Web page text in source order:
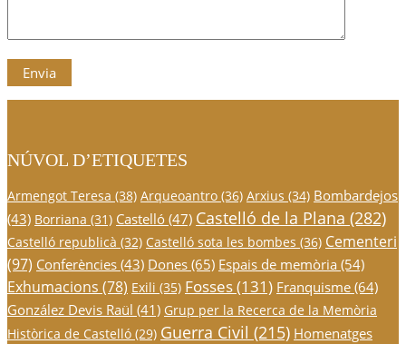
NÚVOL D’ETIQUETES
Armengot Teresa (38) Arqueoantro (36) Arxius (34) Bombardejos
(43) Borriana (31) Castelló (47) Castelló de la Plana (282)
Castelló republicà (32) Castelló sota les bombes (36) Cementeri
(97) Conferències (43) Dones(65) Espais de memòria (54)
Exhumacions (78) Exili (35) Fosses(131) Franquisme(64)
González Devis Raül (41) Grup per la Recerca de la Memòria
Històrica de Castelló (29) Guerra Civil (215) Homenatges